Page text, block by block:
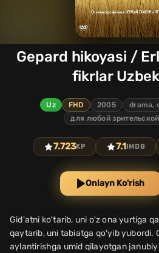
Gepard hikoyasi /
fikrlar
Uz FHD 2005
drama,
для любой
7.723KP 7.1 IMDB
Onlayn Ko'rish
Gid'atni ko'tarib, uni o'z ona yurtiga
qaytarib, uni tabiatga qo'yib yubordi.
aylantirishga umid qilayotgan